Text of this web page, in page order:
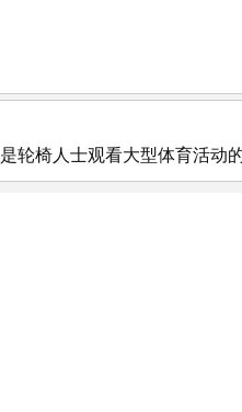
轮椅人士观看大型体育活动的